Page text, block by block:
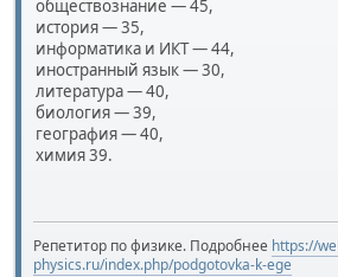
обществознание — 45,
история — 35,
информатика и ИКТ — 44,
иностранный язык — 30,
литература — 40,
биология — 39,
география — 40,
химия 39.
Репетитор по физике. Подробнее https://
physics.ru/index.php/podgotovka-k-ege